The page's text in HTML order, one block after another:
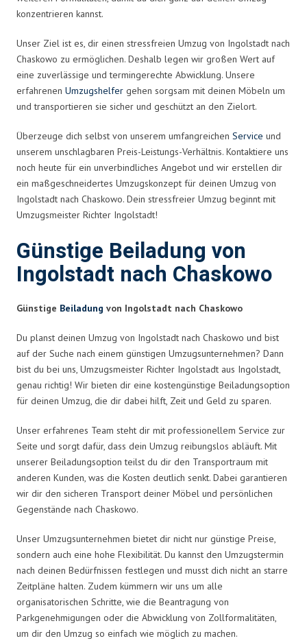
konzentrieren kannst.
Unser Ziel ist es, dir einen stressfreien Umzug von Ingolstadt nach
Chaskowo zu ermöglichen. Deshalb legen wir großen Wert auf
eine zuverlässige und termingerechte Abwicklung. Unsere
erfahrenen Umzugshelfer gehen sorgsam mit deinen Möbeln um
und transportieren sie sicher und geschützt an den Zielort.
Überzeuge dich selbst von unserem umfangreichen Service und
unserem unschlagbaren Preis-Leistungs-Verhältnis. Kontaktiere uns
noch heute für ein unverbindliches Angebot und wir erstellen dir
ein maßgeschneidertes Umzugskonzept für deinen Umzug von
Ingolstadt nach Chaskowo. Dein stressfreier Umzug beginnt mit
Umzugsmeister Richter Ingolstadt!
Günstige Beiladung von
Ingolstadt nach Chaskowo
Günstige Beiladung von Ingolstadt nach Chaskowo
Du planst deinen Umzug von Ingolstadt nach Chaskowo und bist
auf der Suche nach einem günstigen Umzugsunternehmen? Dann
bist du bei uns, Umzugsmeister Richter Ingolstadt aus Ingolstadt,
genau richtig! Wir bieten dir eine kostengünstige Beiladungsoption
für deinen Umzug, die dir dabei hilft, Zeit und Geld zu sparen.
Unser erfahrenes Team steht dir mit professionellem Service zur
Seite und sorgt dafür, dass dein Umzug reibungslos abläuft. Mit
unserer Beiladungsoption teilst du dir den Transportraum mit
anderen Kunden, was die Kosten deutlich senkt. Dabei garantieren
wir dir den sicheren Transport deiner Möbel und persönlichen
Gegenstände nach Chaskowo.
Unser Umzugsunternehmen bietet dir nicht nur günstige Preise,
sondern auch eine hohe Flexibilität. Du kannst den Umzugstermin
nach deinen Bedürfnissen festlegen und musst dich nicht an starre
Zeitpläne halten. Zudem kümmern wir uns um alle
organisatorischen Schritte, wie die Beantragung von
Parkgenehmigungen oder die Abwicklung von Zollformalitäten,
um dir den Umzug so einfach wie möglich zu machen.